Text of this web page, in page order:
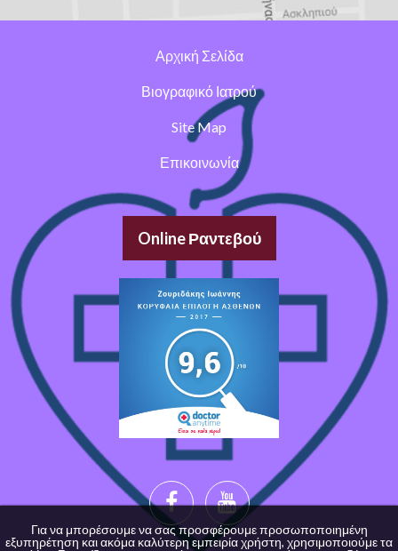
Αρχική Σελίδα
Βιογραφικό Ιατρού
Site Map
Επικοινωνία
Online Ραντεβού
Για να μπορέσουμε να σας προσφέρουμε προσωποποιημένη
εξυπηρέτηση και ακόμα καλύτερη εμπειρία χρήστη, χρησιμοποιούμε τα